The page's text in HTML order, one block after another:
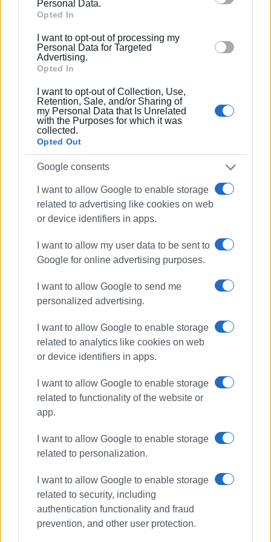
Google and its third-party tags to use your data for
section.
Personal Data.
Opted In
I want to opt-out of processing my
Personal Data for Targeted
Advertising.
Opted In
I want to opt-out of Collection, Use,
Retention, Sale, and/or Sharing of
my Personal Data that Is Unrelated
with the Purposes for which it was
collected.
Opted Out
Google consents
I want to allow Google to enable storage
related to advertising like cookies on web
or device identifiers in apps.
I want to allow my user data to be sent to
Google for online advertising purposes.
I want to allow Google to send me
personalized advertising.
I want to allow Google to enable storage
related to analytics like cookies on web
or device identifiers in apps.
I want to allow Google to enable storage
related to functionality of the website or
app.
I want to allow Google to enable storage
related to personalization.
I want to allow Google to enable storage
related to security, including
authentication functionality and fraud
prevention, and other user protection.
πληροφόρηση ή θεσμική στήριξη, γεγονός που
Αυτή η εικόνα, ανεξαρτήτως προθέσεων, δημιούργησε
σταδιακά ένα αίσθημα λειτουργικού παραγκωνισμού,
που εμπόδισε την πλήρη αξιοποίηση της διάθεσής μου
για προσφορά.
Αποχωρώ όχι επειδή κουράστηκα να προσφέρω, αλλά
επειδή κουράστηκα να πολεμάω καθημερινά ένα
σύστημα που επιμένει να μην αλλάζει. Παρά τις
συμφέρον του τόπου και με τη διάθεση να συμβάλω
στην ομαλή λειτουργία των υπηρεσιών και στην
υποστήριξη των δημοτών.
ανάγκη να αναγνωρίσω και να ευχαριστήσω θερμά
όλους τους υγειονομικούς φορείς και ιδιαίτερα τους
οποίοι με ανιδιοτέλεια στήριξαν το έργο πρόληψης του
Δήμου και στάθηκαν πολύτιμοι σύμμαχοι στην
προσπάθειά μου από τη θέση του Αντιδημάρχου Υγείας.
Η συνεργασία μας υπήρξε φωτεινό παράδειγμα του πώς
μπορεί να λειτουργήσει κάτι σωστά όταν υπάρχει
συνεννόηση, επαγγελματισμός και ειλικρινής πρόθεση
προσφοράς.
Παράλληλα, εκφράζω τις ευχαριστίες μου προς τα
Φιλοζωικά Σωματεία και τους εθελοντές που
υποστήριξαν τις πρωτοβουλίες μου στον Πρωτογενή
Τομέα και την προστασία των αδέσποτων ζώων
καθημερινή προσφορά, δεν θα μπορούσε να υπάρξει
ουσιαστικό πλαίσιο προστασίας των αδέσποτων
ζώων.